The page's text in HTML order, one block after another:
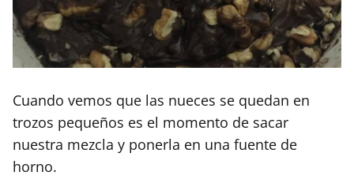
Cuando vemos que las nueces se quedan en
trozos pequeños es el momento de sacar
nuestra mezcla y ponerla en una fuente de
horno.